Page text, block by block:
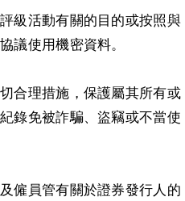
級活動有關的目的或按照與
議使用機密資料。
合理措施，保護屬其所有或
錄免被詐騙、盜竊或不當使
僱員管有關於證券發行人的